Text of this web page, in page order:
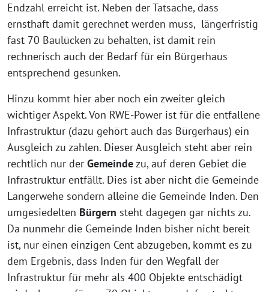
Endzahl erreicht ist. Neben der Tatsache, dass
ernsthaft damit gerechnet werden muss, längerfristig
fast 70 Baulücken zu behalten, ist damit rein
rechnerisch auch der Bedarf für ein Bürgerhaus
entsprechend gesunken.
Hinzu kommt hier aber noch ein zweiter gleich
wichtiger Aspekt. Von RWE-Power ist für die entfallene
Infrastruktur (dazu gehört auch das Bürgerhaus) ein
Ausgleich zu zahlen. Dieser Ausgleich steht aber rein
rechtlich nur der Gemeindezu, auf deren Gebiet die
Infrastruktur entfällt. Dies ist aber nicht die Gemeinde
Langerwehe sondern alleine die Gemeinde Inden. Den
umgesiedelten Bürgern steht dagegen gar nichts zu.
Da nunmehr die Gemeinde Inden bisher nicht bereit
ist, nur einen einzigen Cent abzugeben, kommt es zu
dem Ergebnis, dass Inden für den Wegfall der
Infrastruktur für mehr als 400 Objekte entschädigt